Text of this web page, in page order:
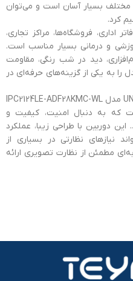
بسیار آسان است و می‌توان
کرد.
اداری، فروشگاه‌ها، مراکز تجاری،
و درمانی بسیار مناسب است.
دید در شب رنگی، مقاومت
را به یکی از گزینه‌های حرفه‌ای در
در مجموع، دوربین تحت شبکه UNIVIEW مدل IPC2124LE-ADF28KMC-WL
که به دنبال امنیت، کیفیت و
دوربین با طراحی زیبا، عملکرد
نیازهای نظارتی در بسیاری از
مطمئن از نظارت تصویری ارائه